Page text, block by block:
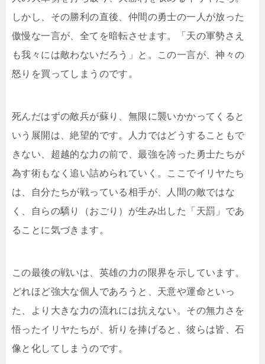
しかし、その勝利の直後、仲間の勇士の一人が放った
傲慢な一言が、全てを暗転させます。「天の軍勢さえ
も我々には敵わないだろう」と。この一言が、神々の
怒りを買ってしまうのです。
死んだはずの敵兵が蘇り、無限に襲いかかってくると
いう展開は、絶望的です。人力ではどうすることもで
きない、超越的な力の前で、最強を誇った勇士たちが
為す術もなく追い詰められていく。ここでイリヤたち
は、自分たちが戦っている相手が、人間の敵ではな
く、自らの驕り（おごり）が生み出した「天罰」であ
ることに気づきます。
この最後の戦いは、英雄の力の限界を示しています。
どれほど強大な個人であろうと、天意や運命といっ
た、より大きな力の流れには抗えない。その無力さを
悟ったイリヤたちが、祈りを捧げると、彼らは皆、石
像と化してしまうのです。